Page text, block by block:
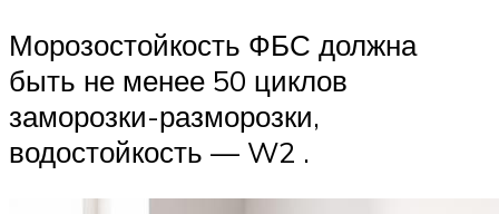
Морозостойкость ФБС должна
быть не менее 50 циклов
заморозки-разморозки,
водостойкость — W2 .